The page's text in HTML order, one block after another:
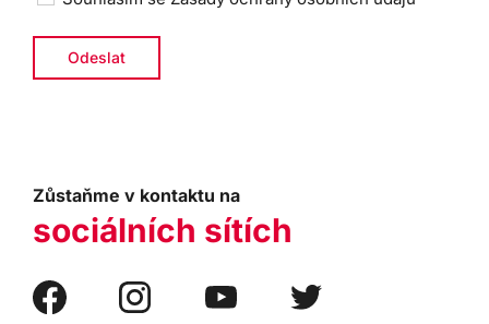
Zůstaňme v kontaktu na
sociálních sítích